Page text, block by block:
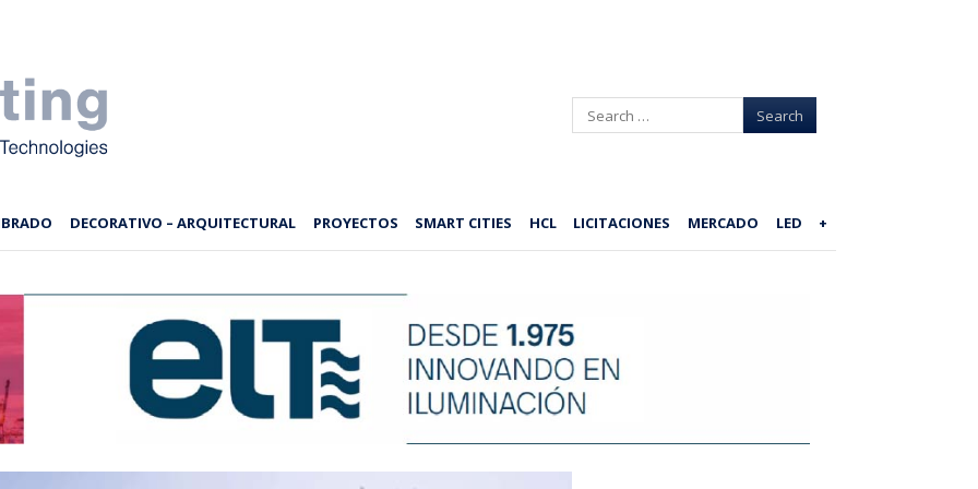
Search
DECORATIVO – ARQUITECTURAL PROYECTOS SMART CITIES HCL LICITACIONES MERCADO LED +